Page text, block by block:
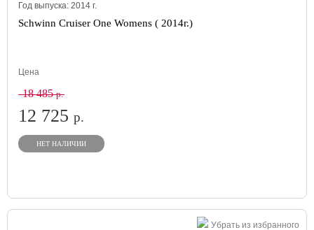
Год выпуска: 2014 г.
Schwinn Cruiser One Womens ( 2014г.)
Цена
18 485р.
12 725 р.
НЕТ НАЛИЧИИ
Убрать из избранного